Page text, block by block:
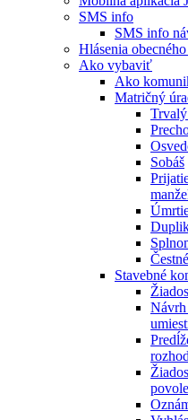
SMS info
SMS info
Hlásenia
Ako vybaviť
Ako
Matričný
Sobáš
Stavebné
Návrh